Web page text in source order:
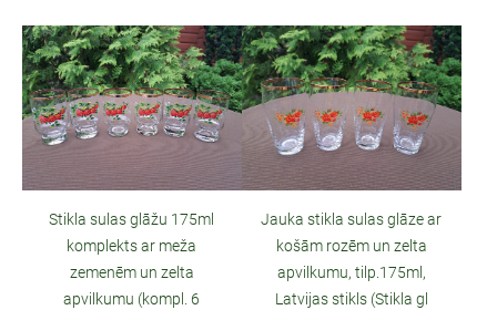
Stikla sulas glāžu 175ml
komplekts ar meža
zemenēm un zelta
apvilkumu (kompl. 6
Jauka stikla sulas glāze ar
košām rozēm un zelta
apvilkumu, tilp.175ml,
Latvijas stikls (Stikla gl